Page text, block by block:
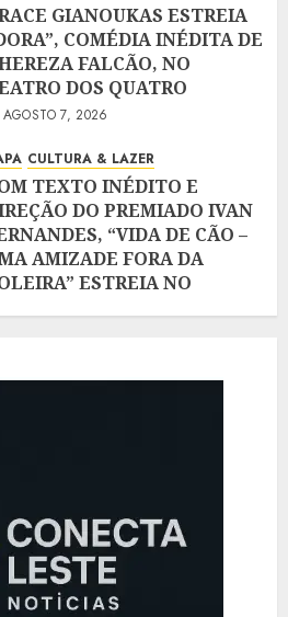
GIANOUKAS ESTREIA
COMÉDIA INÉDITA DE
FALCÃO, NO
DOS QUATRO
AGOSTO 7, 2026
CULTURA & LAZER
TEXTO INÉDITO E
DO PREMIADO IVAN
“VIDA DE CÃO –
AMIZADE FORA DA
ESTREIA NO